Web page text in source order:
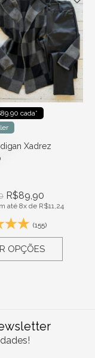
cada*
Xadrez
R$89,90
até 8x de R$11,24
(155)
OPÇÕES